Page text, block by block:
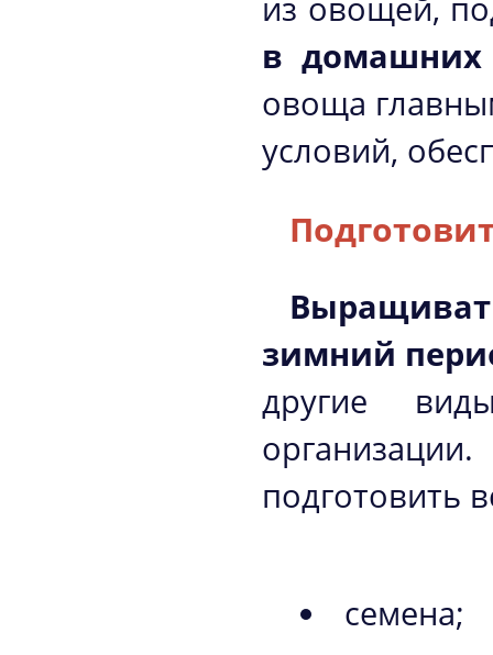
из овощей,
в домашних
овоща
условий,
зимний
другие
подготовить
семена;